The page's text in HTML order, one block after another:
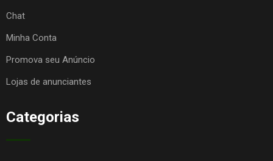
Chat
Minha Conta
Promova seu Anúncio
Lojas de anunciantes
Categorias